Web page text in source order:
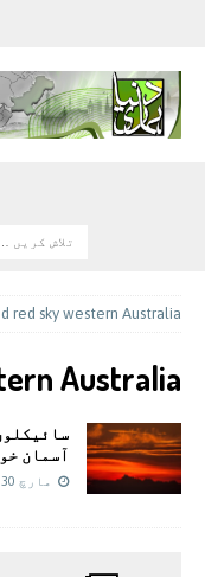
red sky western Australia
Australia
آسمان
مارچ 30, 2026